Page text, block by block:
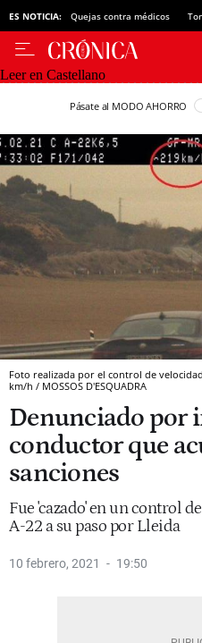
ES NOTICIA: Quejas contra médicos
Leer en Castellano
Pásate al MODO AHORRO
Foto realizada por el control de
km/h / MOSSOS D'ESQUADRA
Denunciado por
conductor que
sanciones
Fue 'cazado' en un control
A-22 a su paso por Lleida
10 febrero, 2021 19:50